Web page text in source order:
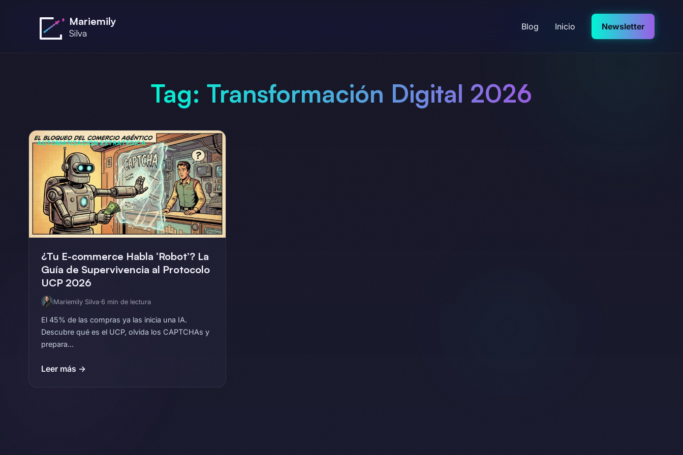
Mariemily
Silva
Blog Inicio Newsletter
Tag: Transformación Digital 2026
AUTOMATIZACIÓN ESTRATÉGICA
¿Tu E-commerce Habla ‘Robot’? La
Guía de Supervivencia al Protocolo
UCP 2026
Mariemily Silva·6 min de lectura
El 45% de las compras ya las inicia una IA.
Descubre qué es el UCP, olvida los CAPTCHAs y
prepara...
Leer más →